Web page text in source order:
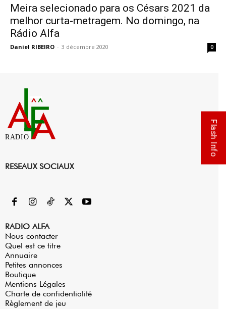
Meira selecionado para os Césars 2021 da
melhor curta-metragem. No domingo, na
Rádio Alfa
Daniel RIBEIRO - 3 décembre 2020 0
RADIO
RESEAUX SOCIAUX
RADIO ALFA
Nous contacter
Quel est ce titre
Annuaire
Petites annonces
Boutique
Mentions Légales
Charte de confidentialité
Règlement de jeu
Flash Info